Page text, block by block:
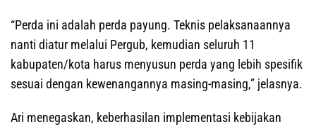
“Perda ini adalah perda payung. Teknis pelaksanaannya
nanti diatur melalui Pergub, kemudian seluruh 11
kabupaten/kota harus menyusun perda yang lebih spesifik
sesuai dengan kewenangannya masing-masing,” jelasnya.
Ari menegaskan, keberhasilan implementasi kebijakan